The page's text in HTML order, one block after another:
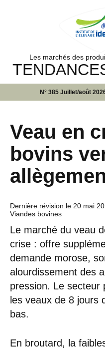
Les marchés des
N° 385 Juillet/août
Veau en
bovins
Dernière révision le 20 mai
Viandes bovines
Le marché du veau
crise : offre
demande morose,
alourdissement des
pression. Le secteur
les veaux de 8 jours
bas.
En broutard, la